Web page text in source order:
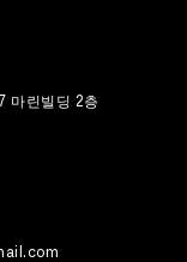
마린빌딩 2층